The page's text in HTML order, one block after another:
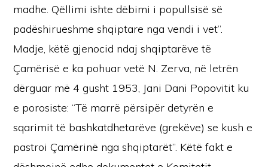
madhe. Qëllimi ishte dëbimi i popullsisë së
padëshirueshme shqiptare nga vendi i vet”.
Madje, këtë gjenocid ndaj shqiptarëve të
Çamërisë e ka pohuar vetë N. Zerva, në letrën
dërguar më 4 gusht 1953, Jani Dani Popovitit ku
e porosiste: “Të marrë përsipër detyrën e
sqarimit të bashkatdhetarëve (grekëve) se kush e
pastroi Çamërinë nga shqiptarët”. Këtë fakt e